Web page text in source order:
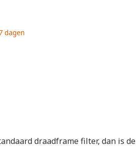
dagen
draadframe filter, dan is de